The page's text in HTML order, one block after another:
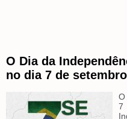
O Dia da
no dia 7 de
O
7